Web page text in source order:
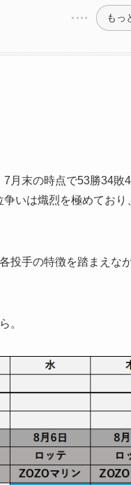
もっ
月末の時点で53勝34
いは熾烈を極めてお
投手の特徴を踏まえな
。